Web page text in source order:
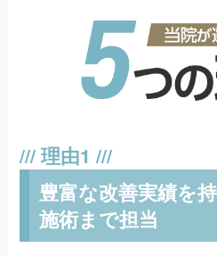
豊富な改善実績を
施術まで担当